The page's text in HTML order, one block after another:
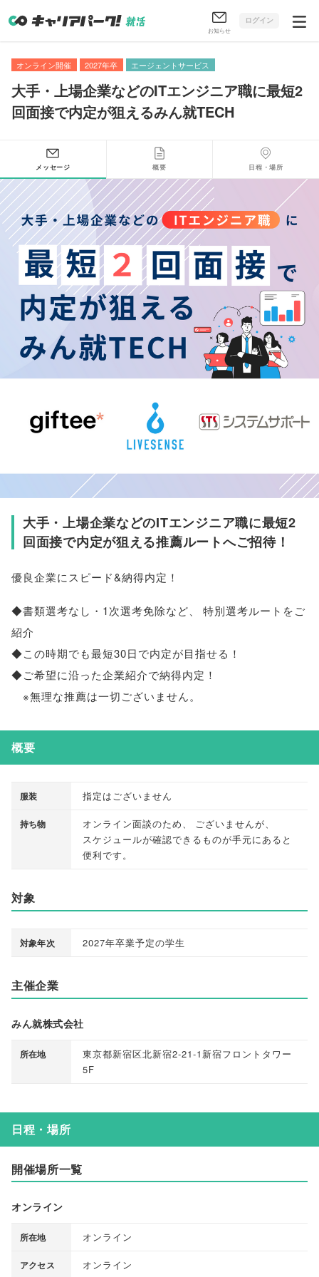
お知らせ
ログイン
オンライン開催 2027年卒 エージェントサービス
大手・上場企業などのITエンジニア職に最短2
回面接で内定が狙えるみん就TECH
メッセージ 概要 日程・場所
大手・上場企業などのITエンジニア職に最短2
回面接で内定が狙える推薦ルートへご招待！
優良企業にスピード&納得内定！
◆書類選考なし・1次選考免除など、
特別選考ルートをご
紹介
◆この時期でも最短30日で内定が目指せる！
◆ご希望に沿った企業紹介で納得内定！
※無理な推薦は一切ございません。
概要
服装 指定はございません
持ち物 オンライン面談のため、 ございませんが、
スケジュールが確認できるものが手元にあると
便利です。
対象
対象年次 2027年卒業予定の学生
主催企業
みん就株式会社
所在地
東京都新宿区北新宿2-21-1新宿フロントタワー
5F
日程・場所
開催場所一覧
オンライン
所在地 オンライン
アクセス オンライン